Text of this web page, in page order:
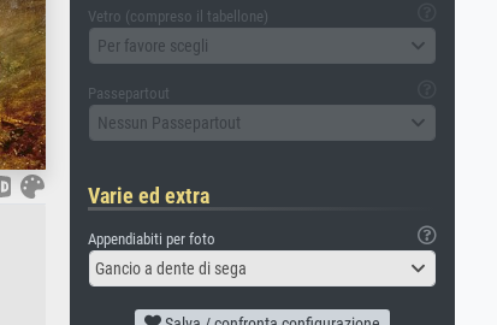
Vetro (compreso il tabellone)
Per favore scegli
Passepartout
Nessun Passepartout
Varie ed extra
Appendiabiti per foto
Gancio a dente di sega